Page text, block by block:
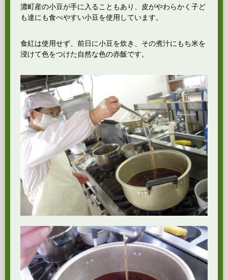
濃町産の小豆が手に入ることもあり、皮がやわらかく子ど
も達にも食べやすい小豆を使用しています。
食紅は使用せず、前日に小豆を炊き、その煮汁にもち米を
浸けて色をつけた自然な色の赤飯です。